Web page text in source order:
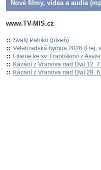
Nové filmy, videa a audia
www.TV-MIS.cz
:: Svatý Patriku (píseň)
:: Velehradská hymna 2026 (Hej,
:: Litanie ke sv. Františkovi z
:: Kázání z Vranova nad Dyjí 12.
:: Kázání z Vranova nad Dyjí 28.